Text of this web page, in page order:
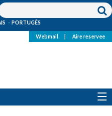
PORTUGÊS
Webmail Aire reservee